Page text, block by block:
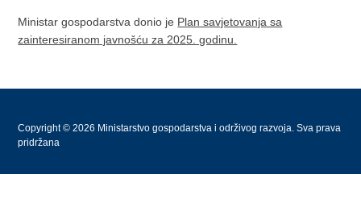
Ministar gospodarstva donio je Plan savjetovanja sa
zainteresiranom javnošću za 2025. godinu.
Copyright © 2026 Ministarstvo gospodarstva i održivog razvoja. Sva prava
pridržana